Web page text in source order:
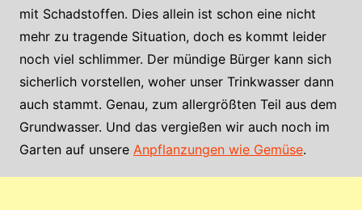
mit Schadstoffen. Dies allein ist schon eine nicht
mehr zu tragende Situation, doch es kommt leider
noch viel schlimmer. Der mündige Bürger kann sich
sicherlich vorstellen, woher unser Trinkwasser dann
auch stammt. Genau, zum allergrößten Teil aus dem
Grundwasser. Und das vergießen wir auch noch im
Garten auf unsere Anpflanzungen wie Gemüse.